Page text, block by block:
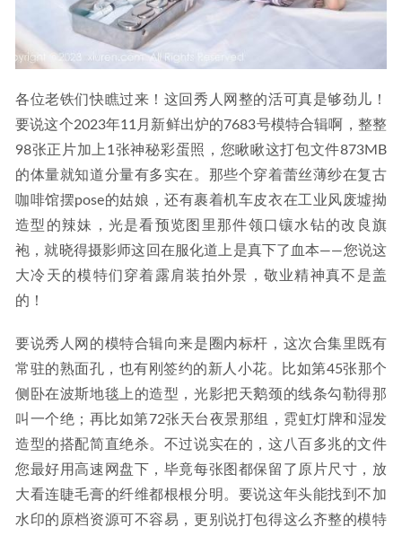
各位老铁们快瞧过来！这回秀人网整的活可真是够劲儿！
要说这个2023年11月新鲜出炉的7683号模特合辑啊，整整
98张正片加上1张神秘彩蛋照，您瞅瞅这打包文件873MB
的体量就知道分量有多实在。那些个穿着蕾丝薄纱在复古
咖啡馆摆pose的姑娘，还有裹着机车皮衣在工业风废墟拗
造型的辣妹，光是看预览图里那件领口镶水钻的改良旗
袍，就晓得摄影师这回在服化道上是真下了血本——您说这
大冷天的模特们穿着露肩装拍外景，敬业精神真不是盖
的！
要说秀人网的模特合辑向来是圈内标杆，这次合集里既有
常驻的熟面孔，也有刚签约的新人小花。比如第45张那个
侧卧在波斯地毯上的造型，光影把天鹅颈的线条勾勒得那
叫一个绝；再比如第72张天台夜景那组，霓虹灯牌和湿发
造型的搭配简直绝杀。不过说实在的，这八百多兆的文件
您最好用高速网盘下，毕竟每张图都保留了原片尺寸，放
大看连睫毛膏的纤维都根根分明。要说这年头能找到不加
水印的原档资源可不容易，更别说打包得这么齐整的模特